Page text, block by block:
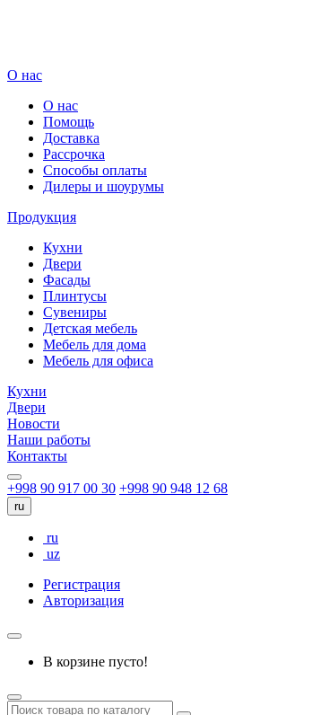
О нас
О нас
Помощь
Доставка
Рассрочка
Способы оплаты
Дилеры и шоурумы
Продукция
Кухни
Двери
Фасады
Плинтусы
Сувениры
Детская мебель
Мебель для дома
Мебель для офиса
Кухни
Двери
Новости
Наши работы
Контакты
+998 90 917 00 30 +998 90 948 12 68
ru
ru
uz
Регистрация
Авторизация
В корзине пусто!